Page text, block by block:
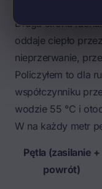
dobę 26–44 kWh.
Druga strona
oddaje ciepło
nieprzerwanie,
Policzyłem to dla
współczynniku
wodzie 55 °C i
W na każdy metr
Pętla (zasilanie +
powrót)